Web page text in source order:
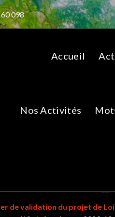
098
Accueil
Nos Activités
de validation du projet de